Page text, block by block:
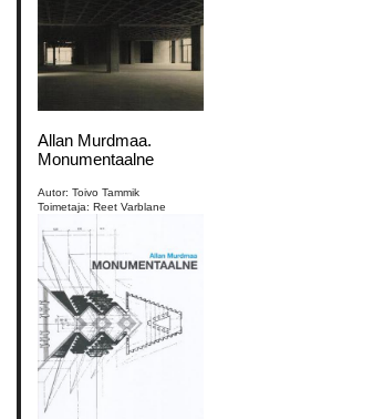
Allan Murdmaa.
Monumentaalne
Autor: Toivo Tammik
Toimetaja: Reet Varblane